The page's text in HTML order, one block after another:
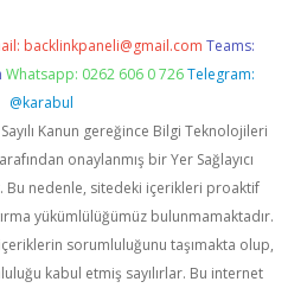
backlinkpaneli@gmail.com Teams:
Whatsapp: 0262 606 0 726 Telegram:
@karabul
Kanun gereğince Bilgi Teknolojileri
onaylanmış bir Yer Sağlayıcı
Bu nedenle, sitedeki içerikleri proaktif
yükümlülüğümüz bulunmamaktadır.
sorumluluğunu taşımakta olup,
kabul etmiş sayılırlar. Bu internet